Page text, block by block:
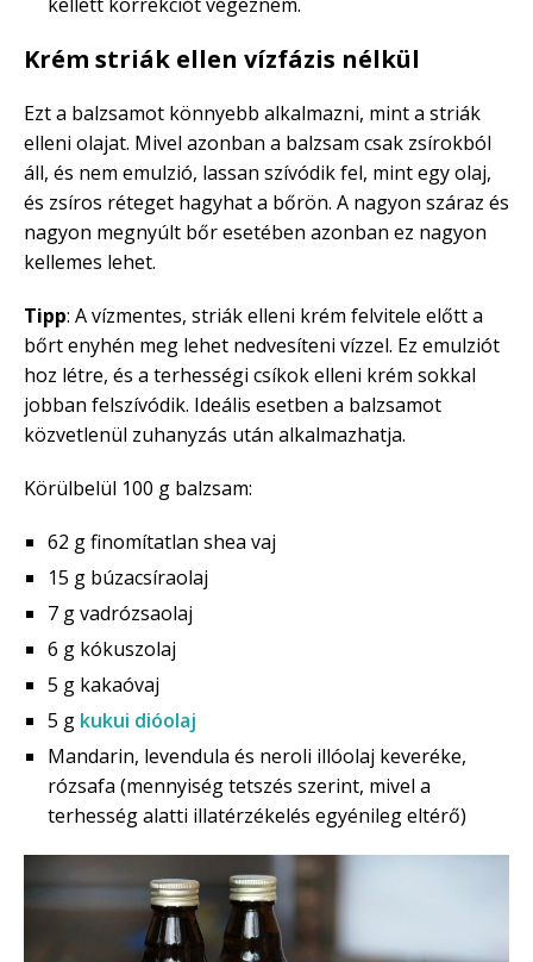
Krém striák ellen vízfázis nélkül
Ezt a balzsamot könnyebb alkalmazni, mint a striák
elleni olajat. Mivel azonban a balzsam csak zsírokból
áll, és nem emulzió, lassan szívódik fel, mint egy olaj,
és zsíros réteget hagyhat a bőrön. A nagyon száraz és
nagyon megnyúlt bőr esetében azonban ez nagyon
kellemes lehet.
Tipp: A vízmentes, striák elleni krém felvitele előtt a
bőrt enyhén meg lehet nedvesíteni vízzel. Ez emulziót
hoz létre, és a terhességi csíkok elleni krém sokkal
jobban felszívódik. Ideális esetben a balzsamot
közvetlenül zuhanyzás után alkalmazhatja.
Körülbelül 100 g balzsam:
62 g finomítatlan shea vaj
15 g búzacsíraolaj
7 g vadrózsaolaj
6 g kókuszolaj
5 g kakaóvaj
5 g kukui dióolaj
Mandarin, levendula és neroli illóolaj keveréke,
rózsafa (mennyiség tetszés szerint, mivel a
terhesség alatti illatérzékelés egyénileg eltérő)